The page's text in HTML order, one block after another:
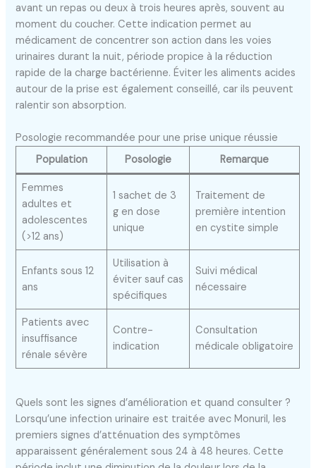
avant un repas ou deux à trois heures après, souvent au
moment du coucher. Cette indication permet au
médicament de concentrer son action dans les voies
urinaires durant la nuit, période propice à la réduction
rapide de la charge bactérienne. Éviter les aliments acides
autour de la prise est également conseillé, car ils peuvent
ralentir son absorption.
Posologie recommandée pour une prise unique réussie
Population
Posologie Remarque
Femmes
adultes et
adolescentes
(>12 ans)
1 sachet de 3
g en dose
unique
Traitement de
première intention
en cystite simple
Enfants sous 12
ans
Utilisation à
éviter sauf cas
spécifiques
Suivi médical
nécessaire
Patients avec
insuffisance
rénale sévère
Contre-
indication
Consultation
médicale obligatoire
Quels sont les signes d’amélioration et quand consulter ?
Lorsqu’une infection urinaire est traitée avec Monuril, les
premiers signes d’atténuation des symptômes
apparaissent généralement sous 24 à 48 heures. Cette